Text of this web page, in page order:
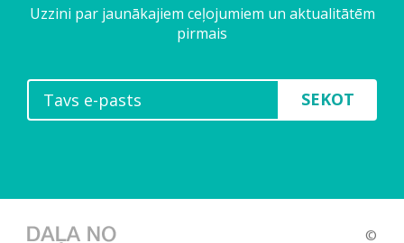
Uzzini par jaunākajiem ceļojumiem un aktualitātēm
pirmais
SEKOT
©